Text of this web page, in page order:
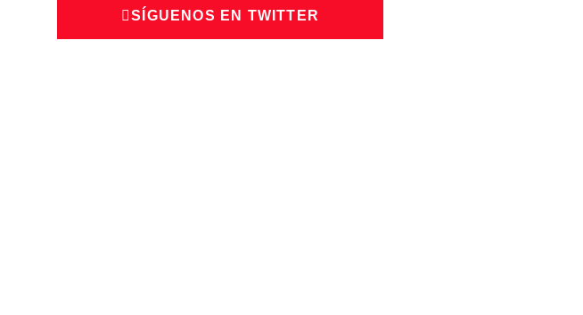
SÍGUENOS EN TWITTER